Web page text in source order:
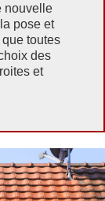
nouvelle
pose et
toutes
des
et